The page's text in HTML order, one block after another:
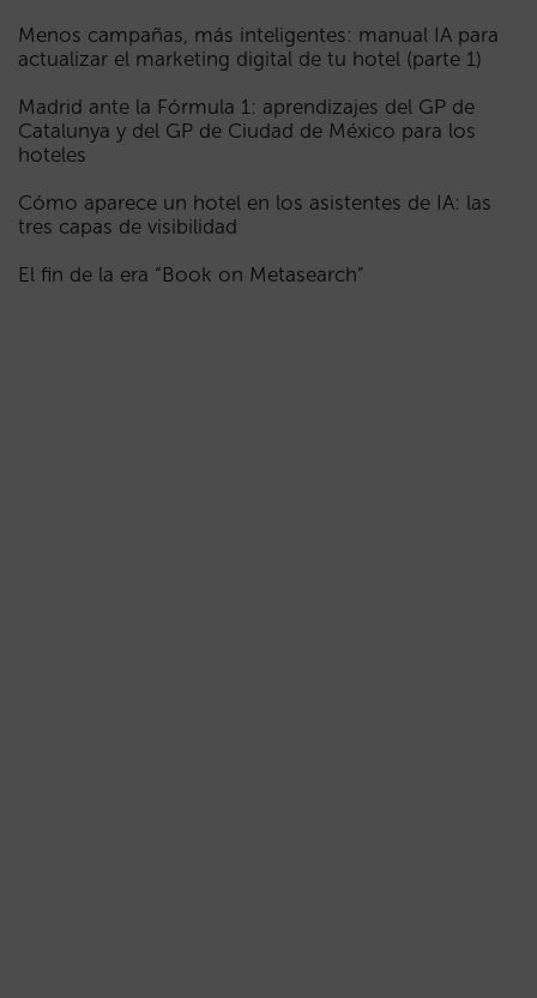
Menos campañas, más inteligentes: manual IA para
actualizar el marketing digital de tu hotel (parte 1)
Madrid ante la Fórmula 1: aprendizajes del GP de
Catalunya y del GP de Ciudad de México para los
hoteles
Cómo aparece un hotel en los asistentes de IA: las
tres capas de visibilidad
El fin de la era “Book on Metasearch”